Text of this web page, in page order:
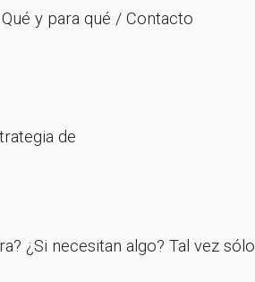
y para qué / Contacto
de
¿Si necesitan algo? Tal vez sólo